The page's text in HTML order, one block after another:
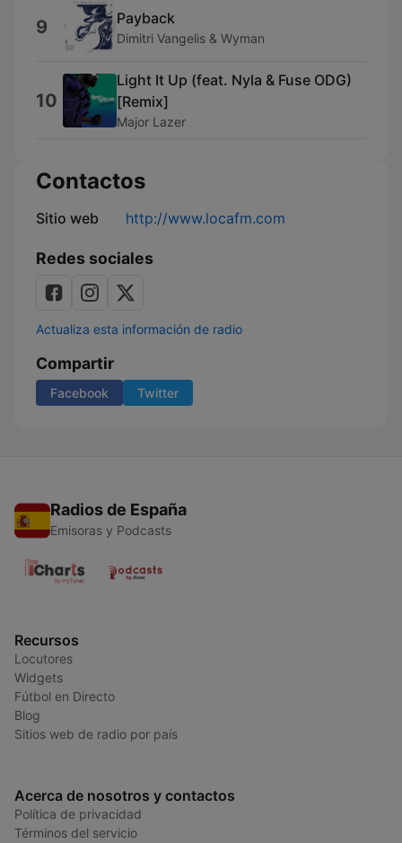
9 Payback
Dimitri Vangelis & Wyman
10
Light It Up (feat. Nyla & Fuse ODG)
[Remix]
Major Lazer
Contactos
Sitio web http://www.locafm.com
Redes sociales
Actualiza esta información de radio
Compartir
Facebook Twitter
Radios de España
Emisoras y Podcasts
Recursos
Locutores
Widgets
Fútbol en Directo
Blog
Sitios web de radio por país
Acerca de nosotros y contactos
Política de privacidad
Términos del servicio